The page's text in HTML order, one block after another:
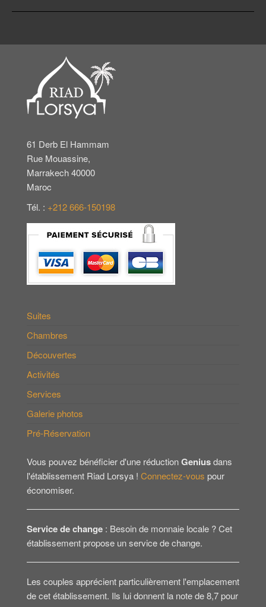
61 Derb El Hammam
Rue Mouassine,
Marrakech 40000
Maroc
Tél. : +212 666-150198
Suites
Chambres
Découvertes
Activités
Services
Galerie photos
Pré-Réservation
Vous pouvez bénéficier d'une réductionGeniusdans
l'établissement Riad Lorsya ! Connectez-vous pour
économiser.
Service de change : Besoin de monnaie locale ? Cet
établissement propose un service de change.
Les couples apprécient particulièrement l'emplacement
de cet établissement. Ils lui donnent la note de 8,7 pour